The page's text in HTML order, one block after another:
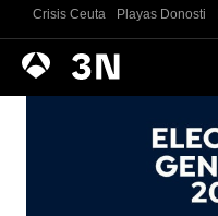
Crisis Ceuta Playas Donosti
Antena
3
Noticias